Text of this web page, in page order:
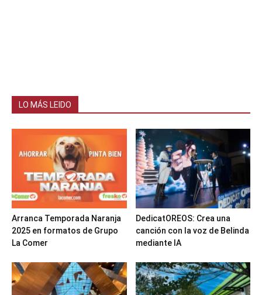
LO MÁS LEIDO
Arranca Temporada Naranja
2025 en formatos de Grupo
La Comer
DedicatOREOS: Crea una
canción con la voz de Belinda
mediante IA